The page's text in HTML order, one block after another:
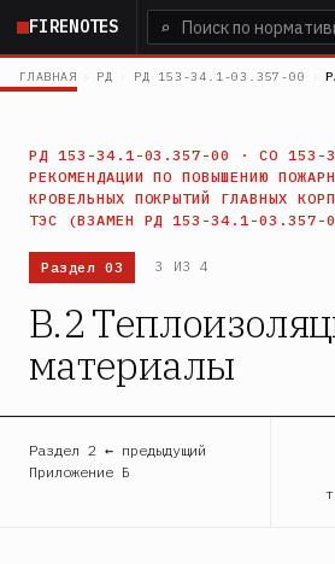
Перейти
основному
FIRENOTES ⌕
ГЛАВНАЯ › РД › РД 153-34.1-03.357-00 ›
РД 153-34.1-03.357-00 · СО 153-
РЕКОМЕНДАЦИИ ПО ПОВЫШЕНИЮ
КРОВЕЛЬНЫХ ПОКРЫТИЙ ГЛАВНЫХ
ТЭС (ВЗАМЕН РД 153-34.1-03.357-
Раздел 03 3 ИЗ 4
В.2
материалы
Раздел 2 ← предыдущий
Приложение Б